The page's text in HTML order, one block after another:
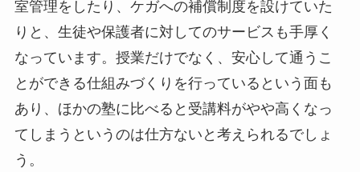
室管理をしたり、ケガへの補償制度を設けていた
りと、生徒や保護者に対してのサービスも手厚く
なっています。授業だけでなく、安心して通うこ
とができる仕組みづくりを行っているという面も
あり、ほかの塾に比べると受講料がやや高くなっ
てしまうというのは仕方ないと考えられるでしょ
う。